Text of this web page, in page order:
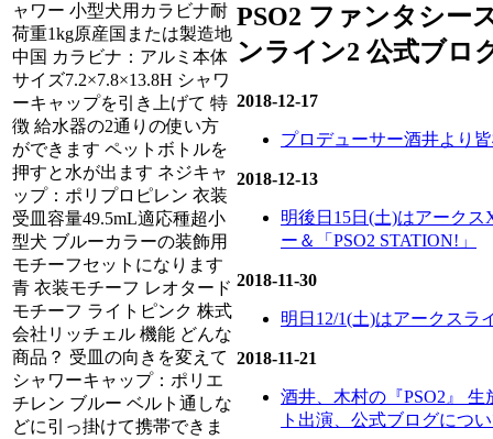
ャワー 小型犬用カラビナ耐
荷重1kg原産国または製造地
中国 カラビナ：アルミ本体
サイズ7.2×7.8×13.8H シャワ
ーキャップを引き上げて 特
徴 給水器の2通りの使い方
ができます ペットボトルを
押すと水が出ます ネジキャ
ップ：ポリプロピレン 衣装
受皿容量49.5mL適応種超小
型犬 ブルーカラーの装飾用
モチーフセットになります
青 衣装モチーフ レオタード
モチーフ ライトピンク 株式
会社リッチェル 機能 どんな
商品？ 受皿の向きを変えて
シャワーキャップ：ポリエ
チレン ブルー ベルト通しな
どに引っ掛けて携帯できま
PSO2 ファンタシー
ンライン2 公式ブロ
2018-12-17
プロデューサー酒井より
2018-12-13
明後日15日(土)はアークス
ー＆「PSO2 STATION!」
2018-11-30
明日12/1(土)はアークスラ
2018-11-21
酒井、木村の『PSO2』 生
ト出演、公式ブログにつ